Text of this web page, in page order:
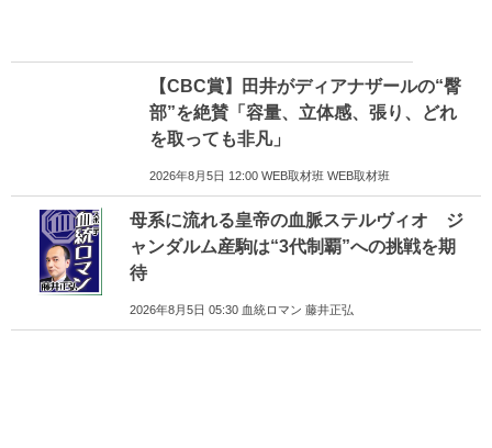
【CBC賞】田井がディアナザールの“臀
部”を絶賛「容量、立体感、張り、どれ
を取っても非凡」
2026年8月5日 12:00 WEB取材班 WEB取材班
母系に流れる皇帝の血脈ステルヴィオ ジ
ャンダルム産駒は“3代制覇”への挑戦を期
待
2026年8月5日 05:30 血統ロマン 藤井正弘